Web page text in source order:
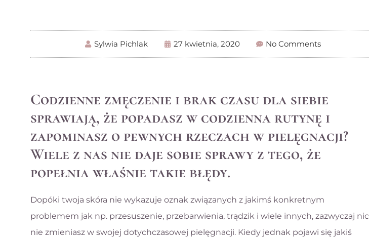
Sylwia Pichlak 27 kwietnia, 2020 No Comments
Codzienne zmęczenie i brak czasu dla siebie
sprawiają, że popadasz w codzienna rutynę i
zapominasz o pewnych rzeczach w pielęgnacji?
Wiele z nas nie daje sobie sprawy z tego, że
popełnia właśnie takie błędy.
Dopóki twoja skóra nie wykazuje oznak związanych z jakimś konkretnym
problemem jak np. przesuszenie, przebarwienia, trądzik i wiele innych, zazwyczaj nic
nie zmieniasz w swojej dotychczasowej pielęgnacji. Kiedy jednak pojawi się jakiś